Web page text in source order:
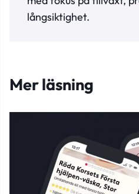
långsiktighet.
Mer läsning